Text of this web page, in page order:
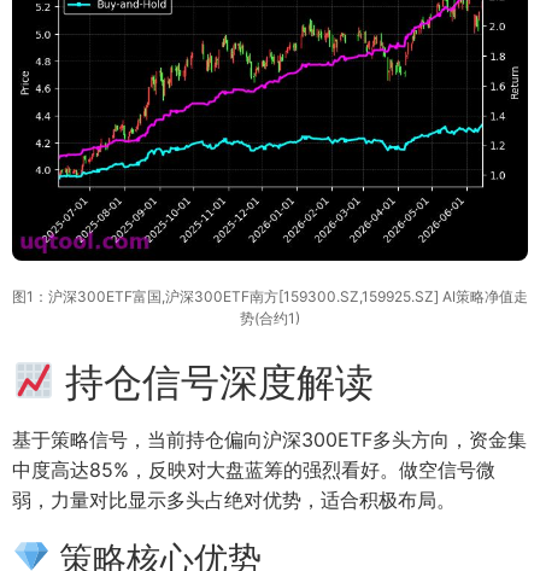
图1：沪深300ETF富国,沪深300ETF南方[159300.SZ,159925.SZ] AI策略净值走
势(合约1)
持仓信号深度解读
基于策略信号，当前持仓偏向沪深300ETF多头方向，资金集
中度高达85%，反映对大盘蓝筹的强烈看好。做空信号微
弱，力量对比显示多头占绝对优势，适合积极布局。
策略核心优势